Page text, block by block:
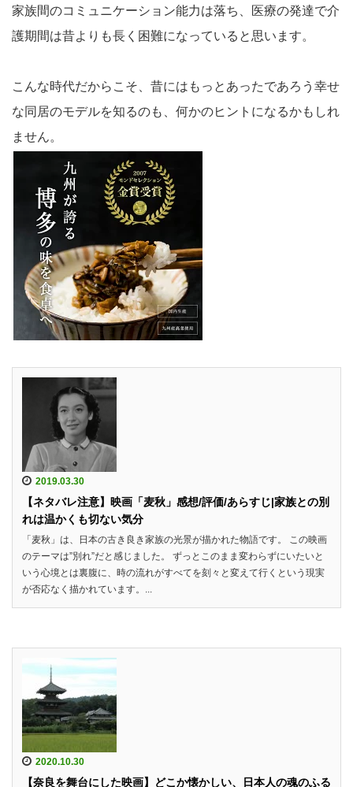
家族間のコミュニケーション能力は落ち、医療の発達で介
護期間は昔よりも長く困難になっていると思います。
こんな時代だからこそ、昔にはもっとあったであろう幸せ
な同居のモデルを知るのも、何かのヒントになるかもしれ
ません。
2019.03.30
【ネタバレ注意】映画「麦秋」感想/評価/あらすじ|家族との別
れは温かくも切ない気分
「麦秋」は、日本の古き良き家族の光景が描かれた物語です。 この映画
のテーマは”別れ”だと感じました。 ずっとこのまま変わらずにいたいと
いう心境とは裏腹に、時の流れがすべてを刻々と変えて行くという現実
が否応なく描かれています。...
2020.10.30
【奈良を舞台にした映画】どこか懐かしい、日本人の魂のふる